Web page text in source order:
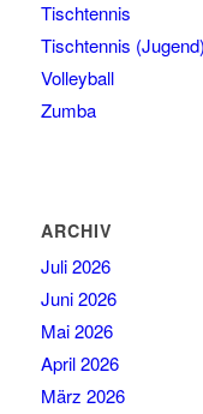
Tischtennis
Tischtennis (Jugend)
Volleyball
Zumba
ARCHIV
Juli 2026
Juni 2026
Mai 2026
April 2026
März 2026